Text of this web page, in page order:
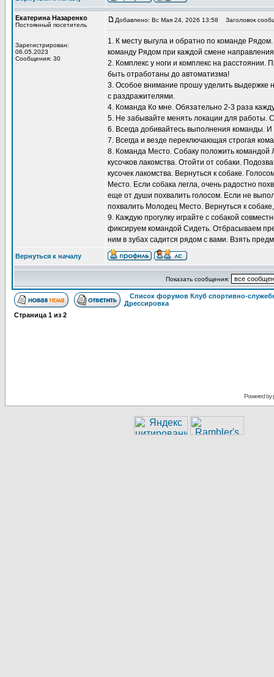
Екатерина Назаренко
Постоянный посетитель
Зарегистрирован:
06.05.2023
Сообщения: 30
Добавлено: Вс Мая 24, 2026 13:58 Заголовок
1. К месту выгула и обратно по команде
команду Рядом при каждой смене
2. Комплекс у ноги и комплекс на
быть отработаны до автоматизма!
3. Особое внимание прошу уделить выдержке
с раздражителями.
4. Команда Ко мне. Обязательно 2-3 раза
5. Не забывайте менять локации для работы.
6. Всегда добивайтесь выполнения команды.
7. Всегда и везде переключающая строгая
8. Команда Место. Собаку положить
кусочков лакомства. Отойти от собаки.
кусочек лакомства. Вернуться к собаке.
Место. Если собака легла, очень радостно
еще от души похвалить голосом. Если не
похвалить Молодец Место. Вернуться к
9. Каждую прогулку играйте с собакой
фиксируем командой Сидеть. Отбрасываем
ним в зубах садится рядом с вами. Взять
Вернуться к началу
Показать сообщения:
Список форумов Клуб спортивно-
Дрессировка
Страница 1 из 2
Powered by